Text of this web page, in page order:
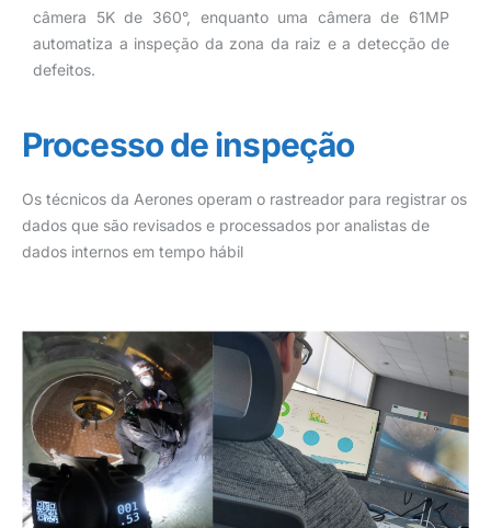
câmera 5K de 360°, enquanto uma câmera de 61MP
automatiza a inspeção da zona da raiz e a detecção de
defeitos.
Processo de inspeção
Os técnicos da Aerones operam o rastreador para registrar os
dados que são revisados e processados por analistas de
dados internos em tempo hábil